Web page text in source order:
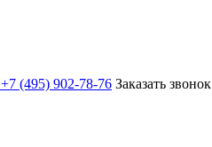
+7 (495) 902-78-76 Заказать звонок